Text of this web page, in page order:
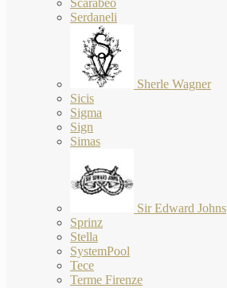
Scarabeo
Serdaneli
Sherle Wagner
Sicis
Sigma
Sign
Simas
Sir Edward Johns
Sprinz
Stella
SystemPool
Tece
Terme Firenze